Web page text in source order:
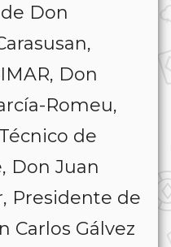
Don
Don
Romeu,
de
Don Juan
Presidente de
Carlos Gálvez